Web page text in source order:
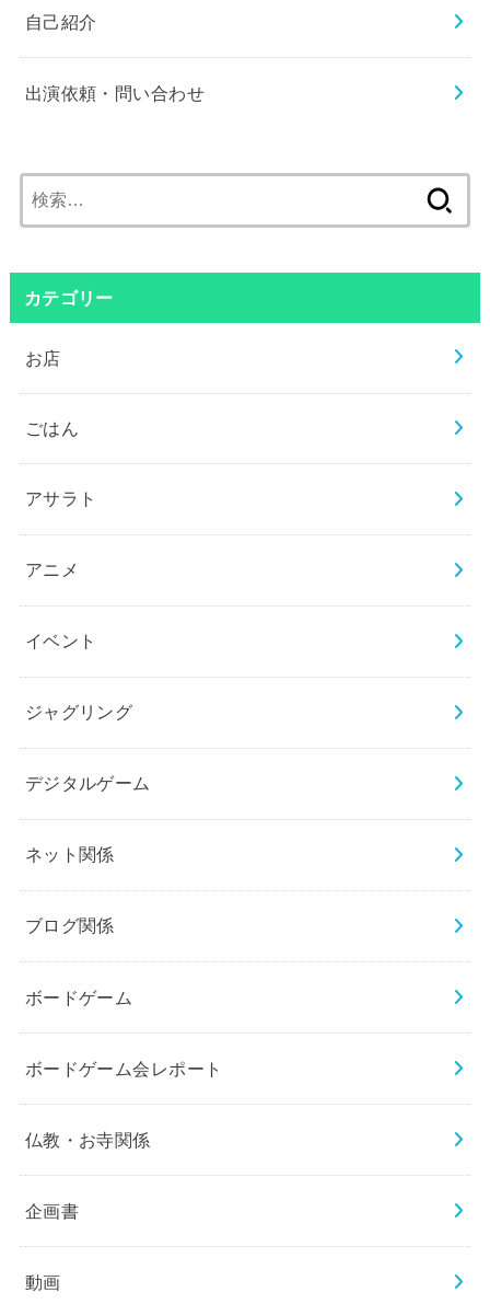
自己紹介
出演依頼・問い合わせ
索:
カテゴリー
お店
ごはん
アサラト
アニメ
イベント
ジャグリング
デジタルゲーム
ネット関係
ブログ関係
ボードゲーム
ボードゲーム会レポート
仏教・お寺関係
企画書
動画